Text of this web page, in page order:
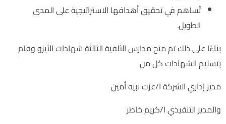
تُساهم في تحقيق أهدافها الاستراتيجية على المدى
الطويل.
بناءًا على ذلك تم منح مدارس الألفية الثالثة شهادات الأيزو وقام
بتسليم الشهادات كل من
مدير إداري الشركة ا/عزت نبيه أمين
والمدير التنفيذي ا/كريم خاطر